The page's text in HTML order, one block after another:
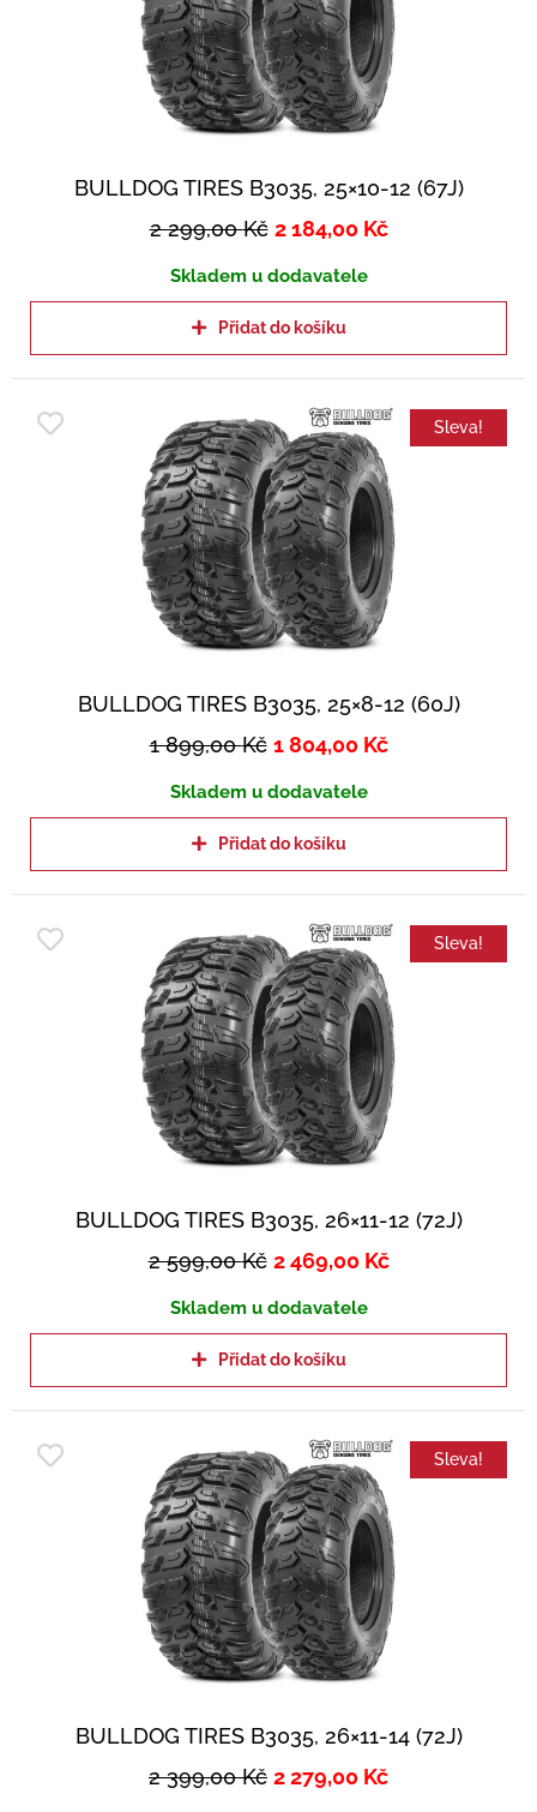
BULLDOG TIRES B3035, 25×10-12 (67J)
2 299,00Kč 2 184,00 Kč
Skladem u dodavatele
Přidat do košíku
Sleva!
BULLDOG TIRES B3035, 25×8-12 (60J)
1 899,00Kč 1 804,00 Kč
Skladem u dodavatele
Přidat do košíku
Sleva!
BULLDOG TIRES B3035, 26×11-12 (72J)
2 599,00Kč 2 469,00 Kč
Skladem u dodavatele
Přidat do košíku
Sleva!
BULLDOG TIRES B3035, 26×11-14 (72J)
2 399,00Kč 2 279,00 Kč